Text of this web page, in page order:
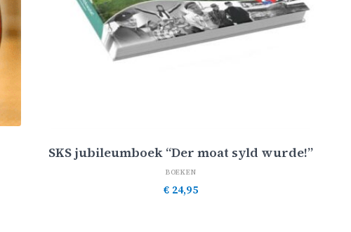
SKS jubileumboek “Der moat syld wurde!”
BOEKEN
€ 24,95